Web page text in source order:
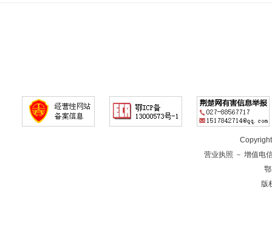
营业执照 － 增值电
版